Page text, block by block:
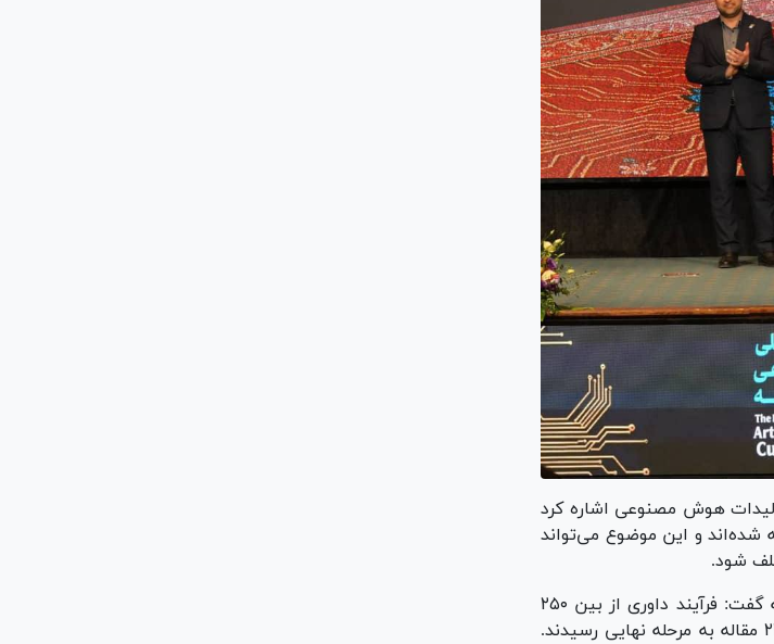
هوش مصنوعی اشاره کرد
شده‌اند و این موضوع می‌تواند
شود.
وی در ادامه با ارائه گزارشی از همایش ملی هوش مصنوعی، فرهنگ و رسانه گفت: فرآیند داوری از بین ۲۵۰
چکیده مقاله دریافتی آغاز و حدود ۷۰ مقاله به مرحله دوم رسیدند و نهایتا ۲۴ مقاله به مرحله نهایی رسیدند.